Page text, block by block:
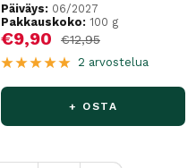
Päiväys: 06/2027
Pakkauskoko: 100 g
Alennushinta
€9,90 Normaalihinta
€12,95
2 arvostelua
+ OSTA